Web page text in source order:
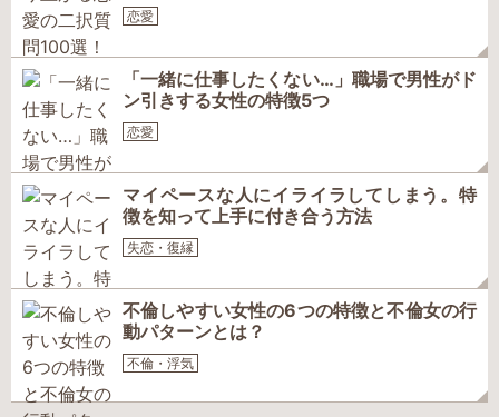
恋愛
「一緒に仕事したくない…」職場で男性がド
ン引きする女性の特徴5つ
恋愛
マイペースな人にイライラしてしまう。特
徴を知って上手に付き合う方法
失恋・復縁
不倫しやすい女性の6つの特徴と不倫女の行
動パターンとは？
不倫・浮気